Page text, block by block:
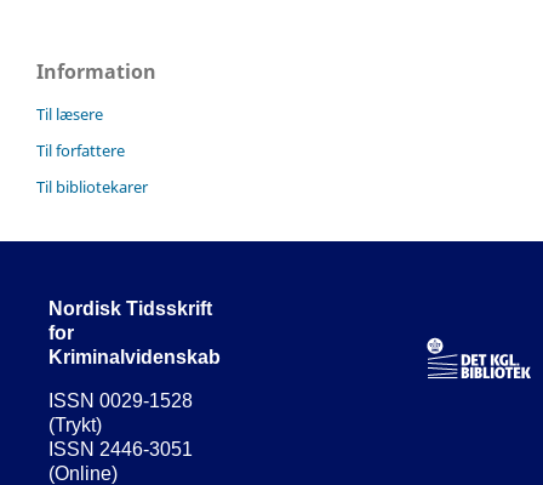
Information
Til læsere
Til forfattere
Til bibliotekarer
Nordisk Tidsskrift
for
Kriminalvidenskab
ISSN 0029-1528
(Trykt)
ISSN 2446-3051
(Online)